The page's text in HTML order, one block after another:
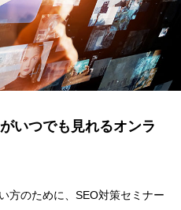
いつでも見れるオンラ
方のために、SEO対策セミナー